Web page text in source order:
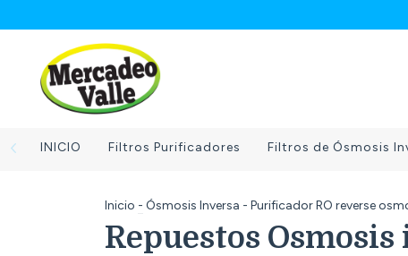
INICIO Filtros Purificadores Filtros de Ósmosis
Inicio - Ósmosis Inversa - Purificador RO reverse
Repuestos